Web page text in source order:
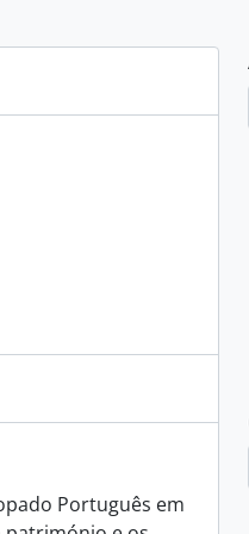
2007 - 2009
2010
- 2011
1999, 1999
- 2006
Caridade, 2002, 2002 -
2004, 2004 -
2008, 2008 - 2011
2012
2012, 2012
Português em